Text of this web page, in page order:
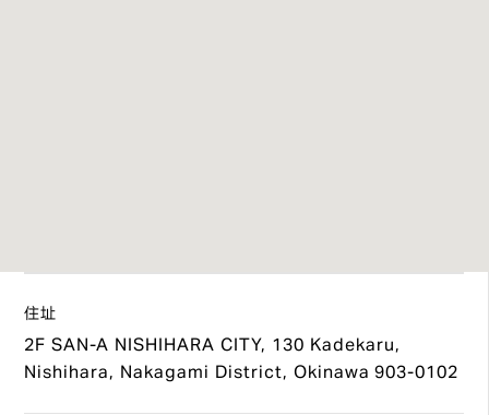
住址
2F SAN-A NISHIHARA CITY, 130 Kadekaru,
Nishihara, Nakagami District, Okinawa 903-0102